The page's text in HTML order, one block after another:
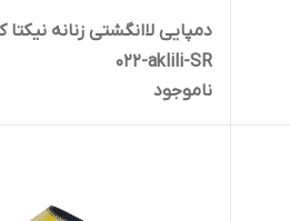
022-aklili-SR
ناموجود